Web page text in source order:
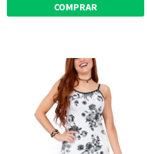
COMPRAR